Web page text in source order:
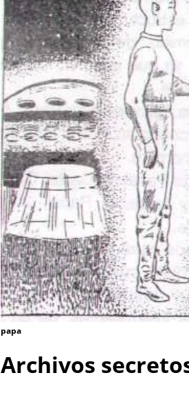
papa
Archivos